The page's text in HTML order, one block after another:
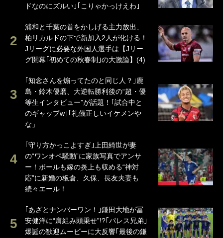
ドなのにズルい｣｢こりゃかっけえわ｣
浦和と千葉の首をかしげる主力放出、
柏リカルドの下で新加入2人が化ける！
Jリーグに必要な外国人選手は【Jリー
グ開幕｢初めての秋春制｣の大激論】(4)
｢知念さんを煽ってたのと同じ人？｣鹿
島・鈴木優磨、大逆転勝利後の“超・優
等生インタビュー”が話題！｢試合中と
のギャップw｣｢礼儀正しいイケメンや
な」
｢守り方かっこよすぎ｣上田綺世が妻
の“ワンオペ騒動”に家族写真でアンサ
ー！ボールも嫁の炎上も収める“神対
応”に新婚の板倉、久保、長友夫妻も
続々エール！
｢あざとナンバーワン！｣鎌田大地が冨
安健洋に“肩組み頭乗せ”!?｢パレス兄弟｣
爆誕の歓迎ムービーに大反響｢最後の鎌